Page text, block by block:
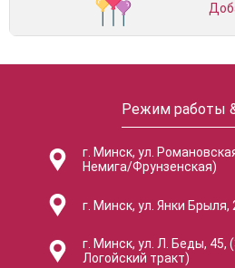
Режим работы
г. Минск, ул.
Немига/Фрунзенская)
г. Минск, ул. Янки Брыля,
г. Минск, ул. Л. Беды, 45,
Логойский тракт)